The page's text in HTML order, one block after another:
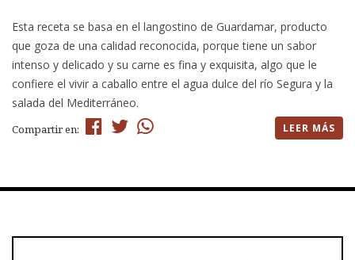
Esta receta se basa en el langostino de Guardamar, producto
que goza de una calidad reconocida, porque tiene un sabor
intenso y delicado y su carne es fina y exquisita, algo que le
confiere el vivir a caballo entre el agua dulce del río Segura y la
salada del Mediterráneo.
Compartir en: LEER MÁS